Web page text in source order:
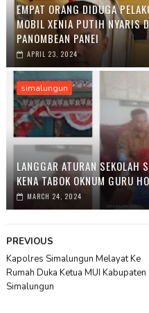
EMPAT ORANG DIDUGA
MOBIL XENIA PUTIH NYARIS
PANOMBEAN PANEI
APRIL 23, 2024
simalungun
LANGGAR ATURAN SEKOLAH
KENA TABOK OKNUM GURU
MARCH 24, 2024
PREVIOUS
Kapolres Simalungun Melayat Ke
Rumah Duka Ketua MUI Kabupaten
Simalungun